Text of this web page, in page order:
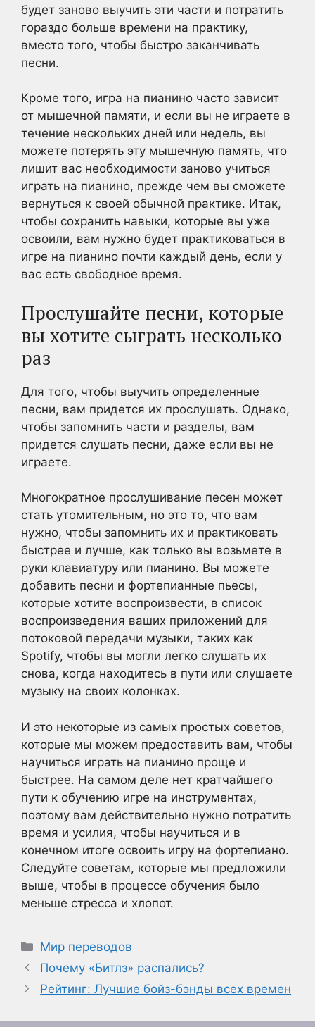
будет заново выучить эти части и потратить
гораздо больше времени на практику,
вместо того, чтобы быстро заканчивать
песни.
Кроме того, игра на пианино часто зависит
от мышечной памяти, и если вы не играете в
течение нескольких дней или недель, вы
можете потерять эту мышечную память, что
лишит вас необходимости заново учиться
играть на пианино, прежде чем вы сможете
вернуться к своей обычной практике. Итак,
чтобы сохранить навыки, которые вы уже
освоили, вам нужно будет практиковаться в
игре на пианино почти каждый день, если у
вас есть свободное время.
Прослушайте песни, которые
вы хотите сыграть несколько
раз
Для того, чтобы выучить определенные
песни, вам придется их прослушать. Однако,
чтобы запомнить части и разделы, вам
придется слушать песни, даже если вы не
играете.
Многократное прослушивание песен может
стать утомительным, но это то, что вам
нужно, чтобы запомнить их и практиковать
быстрее и лучше, как только вы возьмете в
руки клавиатуру или пианино. Вы можете
добавить песни и фортепианные пьесы,
которые хотите воспроизвести, в список
воспроизведения ваших приложений для
потоковой передачи музыки, таких как
Spotify, чтобы вы могли легко слушать их
снова, когда находитесь в пути или слушаете
музыку на своих колонках.
И это некоторые из самых простых советов,
которые мы можем предоставить вам, чтобы
научиться играть на пианино проще и
быстрее. На самом деле нет кратчайшего
пути к обучению игре на инструментах,
поэтому вам действительно нужно потратить
время и усилия, чтобы научиться и в
конечном итоге освоить игру на фортепиано.
Следуйте советам, которые мы предложили
выше, чтобы в процессе обучения было
меньше стресса и хлопот.
Рубрики
Мир переводов
Почему «Битлз» распались?
Рейтинг: Лучшие бойз-бэнды всех времен